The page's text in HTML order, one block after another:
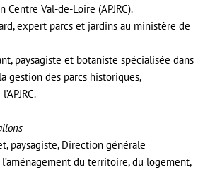
Centre Val-de-Loire (APJRC).
expert parcs et jardins au ministère de
paysagiste et botaniste spécialisée dans
gestion des parcs historiques,
paysagiste, Direction générale
du territoire, du logement,